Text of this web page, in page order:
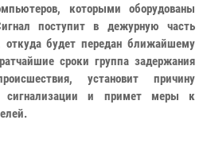
которыми оборудованы
поступит в дежурную часть
откуда будет передан ближайшему
сроки группа задержания
установит причину
сигнализации и примет меры к